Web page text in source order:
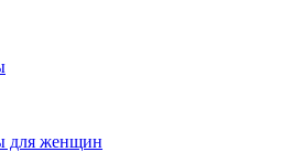
для женщин